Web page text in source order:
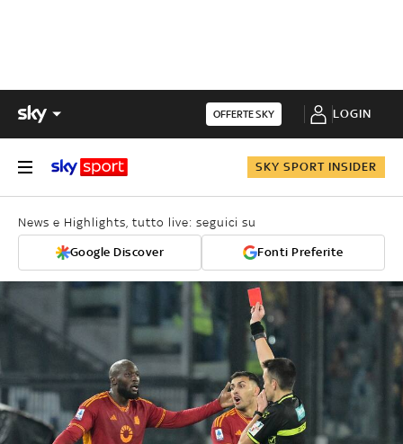
OFFERTE SKY LOGIN
SKY SPORT INSIDER
News e Highlights, tutto live: seguici su
Google Discover Fonti Preferite